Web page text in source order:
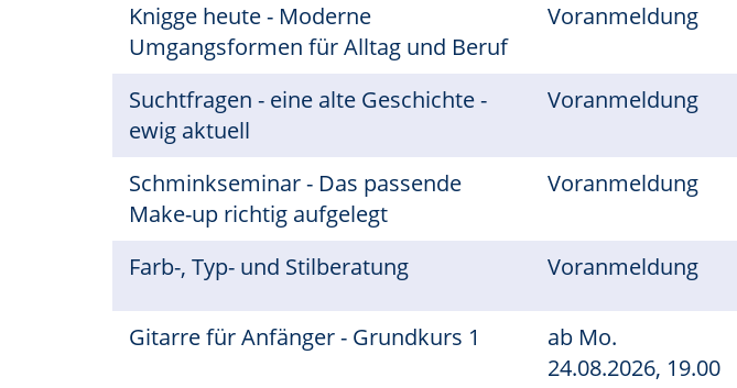
Knigge heute - Moderne
Umgangsformen für Alltag und Beruf
Voranmeldung
Suchtfragen - eine alte Geschichte -
ewig aktuell
Voranmeldung
Schminkseminar - Das passende
Make-up richtig aufgelegt
Voranmeldung
Farb-, Typ- und Stilberatung Voranmeldung
Gitarre für Anfänger - Grundkurs 1 ab Mo.
24.08.2026, 19.00